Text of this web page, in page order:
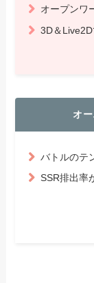
オープンワ
3D＆
オ
バトルのテ
SSR排出率